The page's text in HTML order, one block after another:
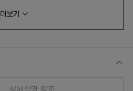
더보기
상세설명 참조